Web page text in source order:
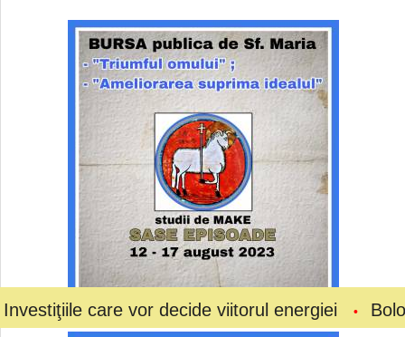
vor decide viitorul energiei Bolojan a